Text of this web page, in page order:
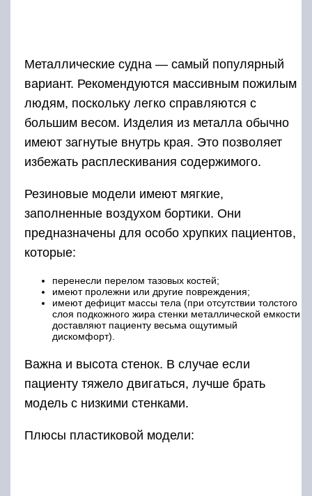
Металлические судна — самый популярный
вариант. Рекомендуются массивным пожилым
людям, поскольку легко справляются с
большим весом. Изделия из металла обычно
имеют загнутые внутрь края. Это позволяет
избежать расплескивания содержимого.
Резиновые модели имеют мягкие,
заполненные воздухом бортики. Они
предназначены для особо хрупких пациентов,
которые:
перенесли перелом тазовых костей;
имеют пролежни или другие повреждения;
имеют дефицит массы тела (при отсутствии толстого
слоя подкожного жира стенки металлической емкости
доставляют пациенту весьма ощутимый
дискомфорт).
Важна и высота стенок. В случае если
пациенту тяжело двигаться, лучше брать
модель с низкими стенками.
Плюсы пластиковой модели: